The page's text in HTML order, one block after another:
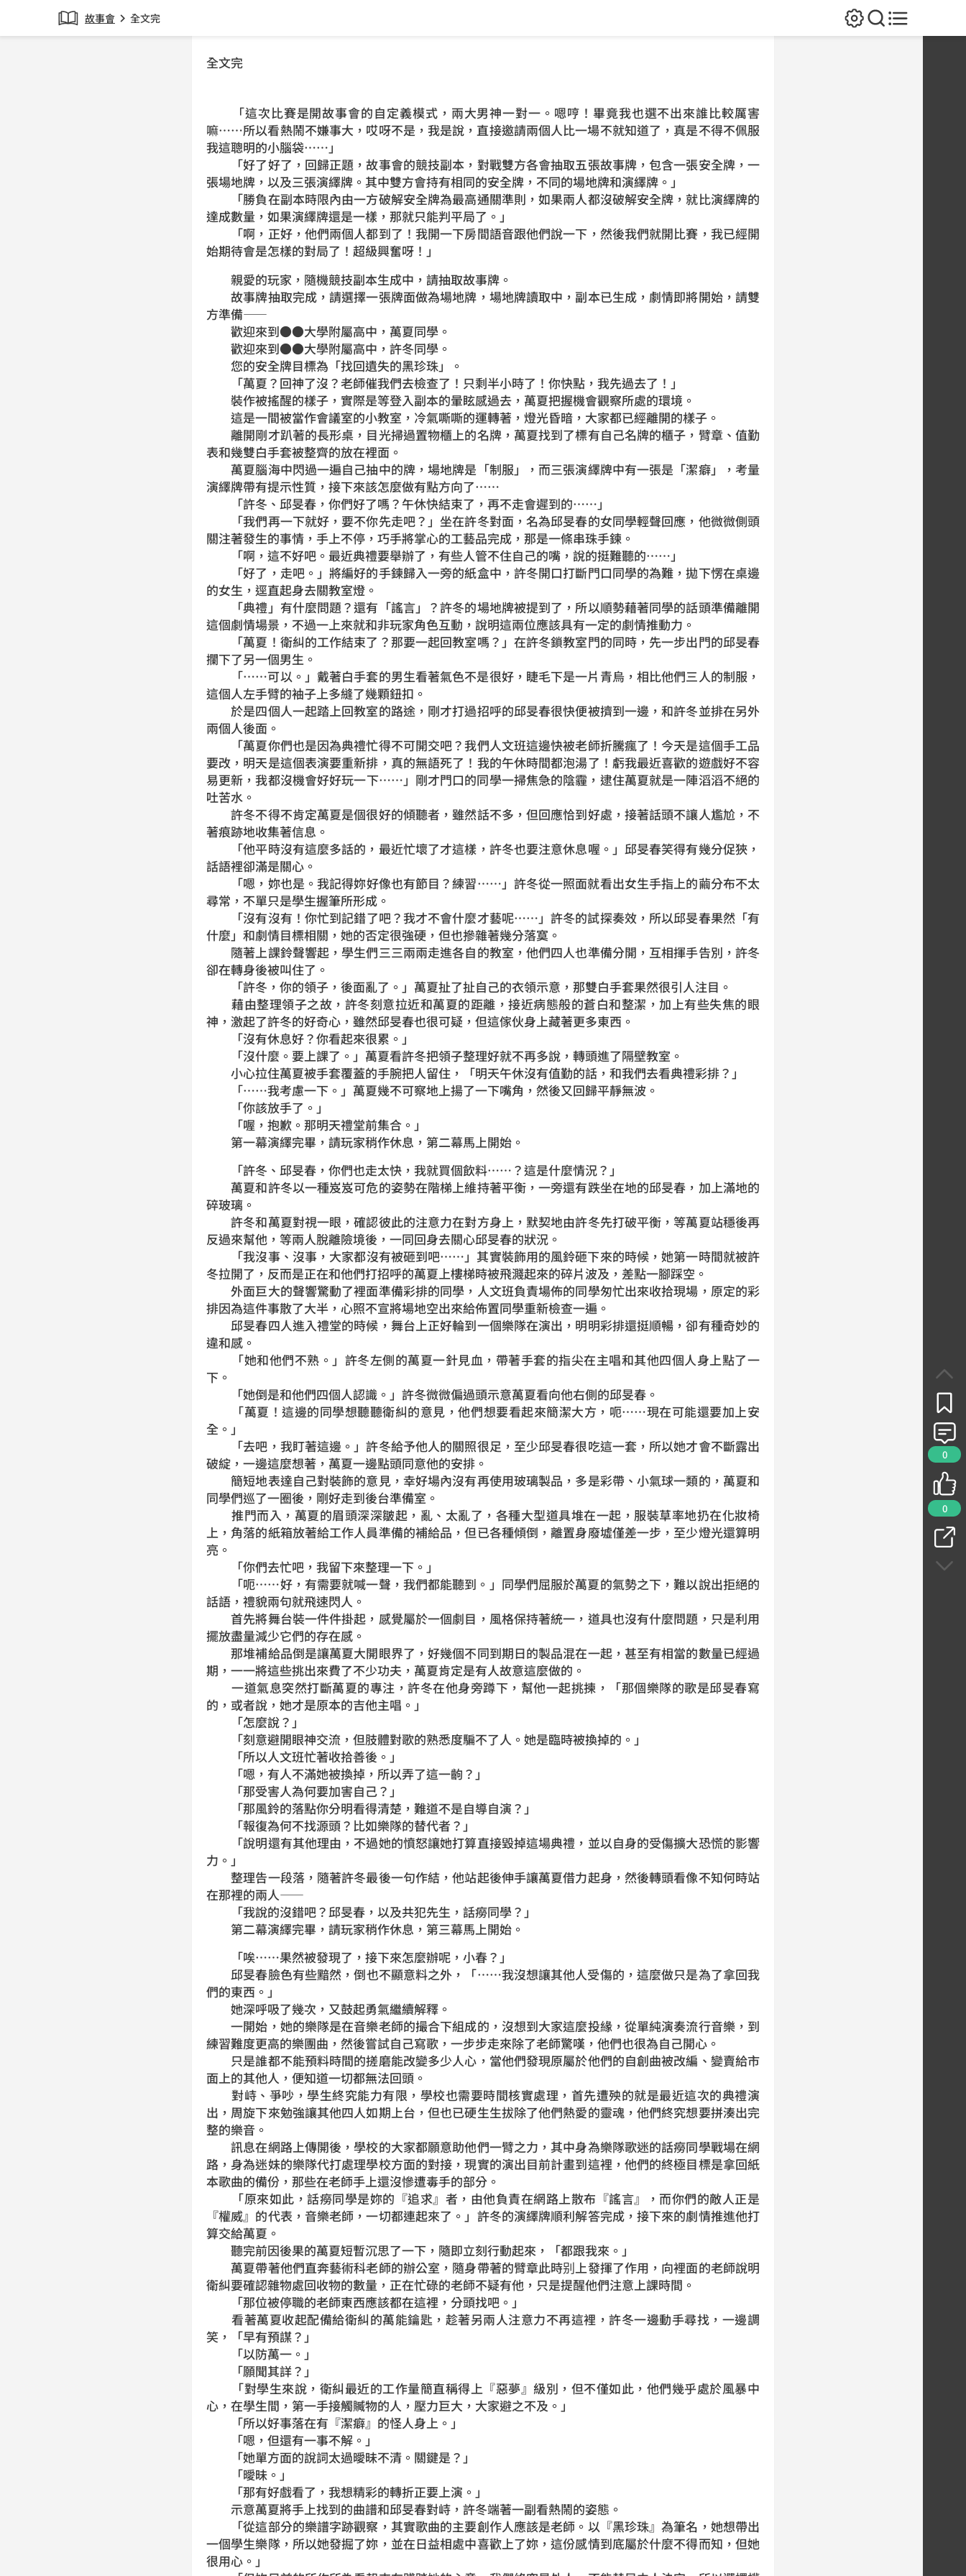
故事會 chevron_right 全文完
0
0
全文完
「這次比賽是開故事會的自定義模式，兩大男神一對一。嗯哼！畢竟我也選不出來誰比較厲害
嘛……所以看熱鬧不嫌事大，哎呀不是，我是說，直接邀請兩個人比一場不就知道了，真是不得不佩服
我這聰明的小腦袋……」
「好了好了，回歸正題，故事會的競技副本，對戰雙方各會抽取五張故事牌，包含一張安全牌，一
張場地牌，以及三張演繹牌。其中雙方會持有相同的安全牌，不同的場地牌和演繹牌。」
「勝負在副本時限內由一方破解安全牌為最高通關準則，如果兩人都沒破解安全牌，就比演繹牌的
達成數量，如果演繹牌還是一樣，那就只能判平局了。」
「啊，正好，他們兩個人都到了！我開一下房間語音跟他們說一下，然後我們就開比賽，我已經開
始期待會是怎樣的對局了！超級興奮呀！」
親愛的玩家，隨機競技副本生成中，請抽取故事牌。
故事牌抽取完成，請選擇一張牌面做為場地牌，場地牌讀取中，副本已生成，劇情即將開始，請雙
方準備——
歡迎來到●●大學附屬高中，萬夏同學。
歡迎來到●●大學附屬高中，許冬同學。
您的安全牌目標為「找回遺失的黑珍珠」。
「萬夏？回神了沒？老師催我們去檢查了！只剩半小時了！你快點，我先過去了！」
裝作被搖醒的樣子，實際是等登入副本的暈眩感過去，萬夏把握機會觀察所處的環境。
這是一間被當作會議室的小教室，冷氣嘶嘶的運轉著，燈光昏暗，大家都已經離開的樣子。
離開剛才趴著的長形桌，目光掃過置物櫃上的名牌，萬夏找到了標有自己名牌的櫃子，臂章、值勤
表和幾雙白手套被整齊的放在裡面。
萬夏腦海中閃過一遍自己抽中的牌，場地牌是「制服」，而三張演繹牌中有一張是「潔癖」，考量
演繹牌帶有提示性質，接下來該怎麼做有點方向了……
「許冬、邱旻春，你們好了嗎？午休快結束了，再不走會遲到的……」
「我們再一下就好，要不你先走吧？」坐在許冬對面，名為邱旻春的女同學輕聲回應，他微微側頭
關注著發生的事情，手上不停，巧手將掌心的工藝品完成，那是一條串珠手鍊。
「啊，這不好吧。最近典禮要舉辦了，有些人管不住自己的嘴，說的挺難聽的……」
「好了，走吧。」將編好的手鍊歸入一旁的紙盒中，許冬開口打斷門口同學的為難，拋下愣在桌邊
的女生，逕直起身去關教室燈。
「典禮」有什麼問題？還有「謠言」？許冬的場地牌被提到了，所以順勢藉著同學的話頭準備離開
這個劇情場景，不過一上來就和非玩家角色互動，說明這兩位應該具有一定的劇情推動力。
「萬夏！衛糾的工作結束了？那要一起回教室嗎？」在許冬鎖教室門的同時，先一步出門的邱旻春
攔下了另一個男生。
「……可以。」戴著白手套的男生看著氣色不是很好，睫毛下是一片青烏，相比他們三人的制服，
這個人左手臂的袖子上多縫了幾顆鈕扣。
於是四個人一起踏上回教室的路途，剛才打過招呼的邱旻春很快便被擠到一邊，和許冬並排在另外
兩個人後面。
「萬夏你們也是因為典禮忙得不可開交吧？我們人文班這邊快被老師折騰瘋了！今天是這個手工品
要改，明天是這個表演要重新排，真的無語死了！我的午休時間都泡湯了！虧我最近喜歡的遊戲好不容
易更新，我都沒機會好好玩一下……」剛才門口的同學一掃焦急的陰霾，逮住萬夏就是一陣滔滔不絕的
吐苦水。
許冬不得不肯定萬夏是個很好的傾聽者，雖然話不多，但回應恰到好處，接著話頭不讓人尷尬，不
著痕跡地收集著信息。
「他平時沒有這麼多話的，最近忙壞了才這樣，許冬也要注意休息喔。」邱旻春笑得有幾分促狹，
話語裡卻滿是關心。
「嗯，妳也是。我記得妳好像也有節目？練習……」許冬從一照面就看出女生手指上的繭分布不太
尋常，不單只是學生握筆所形成。
「沒有沒有！你忙到記錯了吧？我才不會什麼才藝呢……」許冬的試探奏效，所以邱旻春果然「有
什麼」和劇情目標相關，她的否定很強硬，但也摻雜著幾分落寞。
隨著上課鈴聲響起，學生們三三兩兩走進各自的教室，他們四人也準備分開，互相揮手告別，許冬
卻在轉身後被叫住了。
「許冬，你的領子，後面亂了。」萬夏扯了扯自己的衣領示意，那雙白手套果然很引人注目。
藉由整理領子之故，許冬刻意拉近和萬夏的距離，接近病態般的蒼白和整潔，加上有些失焦的眼
神，激起了許冬的好奇心，雖然邱旻春也很可疑，但這傢伙身上藏著更多東西。
「沒有休息好？你看起來很累。」
「沒什麼。要上課了。」萬夏看許冬把領子整理好就不再多說，轉頭進了隔壁教室。
小心拉住萬夏被手套覆蓋的手腕把人留住，「明天午休沒有值勤的話，和我們去看典禮彩排？」
「……我考慮一下。」萬夏幾不可察地上揚了一下嘴角，然後又回歸平靜無波。
「你該放手了。」
「喔，抱歉。那明天禮堂前集合。」
第一幕演繹完畢，請玩家稍作休息，第二幕馬上開始。
「許冬、邱旻春，你們也走太快，我就買個飲料……？這是什麼情況？」
萬夏和許冬以一種岌岌可危的姿勢在階梯上維持著平衡，一旁還有跌坐在地的邱旻春，加上滿地的
碎玻璃。
許冬和萬夏對視一眼，確認彼此的注意力在對方身上，默契地由許冬先打破平衡，等萬夏站穩後再
反過來幫他，等兩人脫離險境後，一同回身去關心邱旻春的狀況。
「我沒事、沒事，大家都沒有被砸到吧……」其實裝飾用的風鈴砸下來的時候，她第一時間就被許
冬拉開了，反而是正在和他們打招呼的萬夏上樓梯時被飛濺起來的碎片波及，差點一腳踩空。
外面巨大的聲響驚動了裡面準備彩排的同學，人文班負責場佈的同學匆忙出來收拾現場，原定的彩
排因為這件事散了大半，心照不宣將場地空出來給佈置同學重新檢查一遍。
邱旻春四人進入禮堂的時候，舞台上正好輪到一個樂隊在演出，明明彩排還挺順暢，卻有種奇妙的
違和感。
「她和他們不熟。」許冬左側的萬夏一針見血，帶著手套的指尖在主唱和其他四個人身上點了一
下。
「她倒是和他們四個人認識。」許冬微微偏過頭示意萬夏看向他右側的邱旻春。
「萬夏！這邊的同學想聽聽衛糾的意見，他們想要看起來簡潔大方，呃……現在可能還要加上安
全。」
「去吧，我盯著這邊。」許冬給予他人的關照很足，至少邱旻春很吃這一套，所以她才會不斷露出
破綻，一邊這麼想著，萬夏一邊點頭同意他的安排。
簡短地表達自己對裝飾的意見，幸好場內沒有再使用玻璃製品，多是彩帶、小氣球一類的，萬夏和
同學們巡了一圈後，剛好走到後台準備室。
推門而入，萬夏的眉頭深深皺起，亂、太亂了，各種大型道具堆在一起，服裝草率地扔在化妝椅
上，角落的紙箱放著給工作人員準備的補給品，但已各種傾倒，離置身廢墟僅差一步，至少燈光還算明
亮。
「你們去忙吧，我留下來整理一下。」
「呃……好，有需要就喊一聲，我們都能聽到。」同學們屈服於萬夏的氣勢之下，難以說出拒絕的
話語，禮貌兩句就飛速閃人。
首先將舞台裝一件件掛起，感覺屬於一個劇目，風格保持著統一，道具也沒有什麼問題，只是利用
擺放盡量減少它們的存在感。
那堆補給品倒是讓萬夏大開眼界了，好幾個不同到期日的製品混在一起，甚至有相當的數量已經過
期，一一將這些挑出來費了不少功夫，萬夏肯定是有人故意這麼做的。
一道氣息突然打斷萬夏的專注，許冬在他身旁蹲下，幫他一起挑揀，「那個樂隊的歌是邱旻春寫
的，或者說，她才是原本的吉他主唱。」
「怎麼說？」
「刻意避開眼神交流，但肢體對歌的熟悉度騙不了人。她是臨時被換掉的。」
「所以人文班忙著收拾善後。」
「嗯，有人不滿她被換掉，所以弄了這一齣？」
「那受害人為何要加害自己？」
「那風鈴的落點你分明看得清楚，難道不是自導自演？」
「報復為何不找源頭？比如樂隊的替代者？」
「說明還有其他理由，不過她的憤怒讓她打算直接毀掉這場典禮，並以自身的受傷擴大恐慌的影響
力。」
整理告一段落，隨著許冬最後一句作結，他站起後伸手讓萬夏借力起身，然後轉頭看像不知何時站
在那裡的兩人——
「我說的沒錯吧？邱旻春，以及共犯先生，話癆同學？」
第二幕演繹完畢，請玩家稍作休息，第三幕馬上開始。
「唉……果然被發現了，接下來怎麼辦呢，小春？」
邱旻春臉色有些黯然，倒也不顯意料之外，「……我沒想讓其他人受傷的，這麼做只是為了拿回我
們的東西。」
她深呼吸了幾次，又鼓起勇氣繼續解釋。
一開始，她的樂隊是在音樂老師的撮合下組成的，沒想到大家這麼投緣，從單純演奏流行音樂，到
練習難度更高的樂團曲，然後嘗試自己寫歌，一步步走來除了老師驚嘆，他們也很為自己開心。
只是誰都不能預料時間的搓磨能改變多少人心，當他們發現原屬於他們的自創曲被改編、變賣給市
面上的其他人，便知道一切都無法回頭。
對峙、爭吵，學生終究能力有限，學校也需要時間核實處理，首先遭殃的就是最近這次的典禮演
出，周旋下來勉強讓其他四人如期上台，但也已硬生生拔除了他們熱愛的靈魂，他們終究想要拼湊出完
整的樂音。
訊息在網路上傳開後，學校的大家都願意助他們一臂之力，其中身為樂隊歌迷的話癆同學戰場在網
路，身為迷妹的樂隊代打處理學校方面的對接，現實的演出目前計畫到這裡，他們的終極目標是拿回紙
本歌曲的備份，那些在老師手上還沒慘遭毒手的部分。
「原來如此，話癆同學是妳的『追求』者，由他負責在網路上散布『謠言』，而你們的敵人正是
『權威』的代表，音樂老師，一切都連起來了。」許冬的演繹牌順利解答完成，接下來的劇情推進他打
算交給萬夏。
聽完前因後果的萬夏短暫沉思了一下，隨即立刻行動起來，「都跟我來。」
萬夏帶著他們直奔藝術科老師的辦公室，隨身帶著的臂章此時别上發揮了作用，向裡面的老師說明
衛糾要確認雜物處回收物的數量，正在忙碌的老師不疑有他，只是提醒他們注意上課時間。
「那位被停職的老師東西應該都在這裡，分頭找吧。」
看著萬夏收起配備給衛糾的萬能鑰匙，趁著另兩人注意力不再這裡，許冬一邊動手尋找，一邊調
笑，「早有預謀？」
「以防萬一。」
「願聞其詳？」
「對學生來說，衛糾最近的工作量簡直稱得上『惡夢』級別，但不僅如此，他們幾乎處於風暴中
心，在學生間，第一手接觸贓物的人，壓力巨大，大家避之不及。」
「所以好事落在有『潔癖』的怪人身上。」
「嗯，但還有一事不解。」
「她單方面的說詞太過曖昧不清。關鍵是？」
「曖昧。」
「那有好戲看了，我想精彩的轉折正要上演。」
示意萬夏將手上找到的曲譜和邱旻春對峙，許冬端著一副看熱鬧的姿態。
「從這部分的樂譜字跡觀察，其實歌曲的主要創作人應該是老師。以『黑珍珠』為筆名，她想帶出
一個學生樂隊，所以她發掘了妳，並在日益相處中喜歡上了妳，這份感情到底屬於什麼不得而知，但她
很用心。」